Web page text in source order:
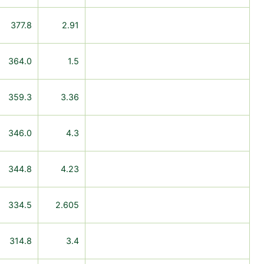
377.8 2.91
364.0 1.5
359.3 3.36
346.0 4.3
344.8 4.23
334.5 2.605
314.8 3.4